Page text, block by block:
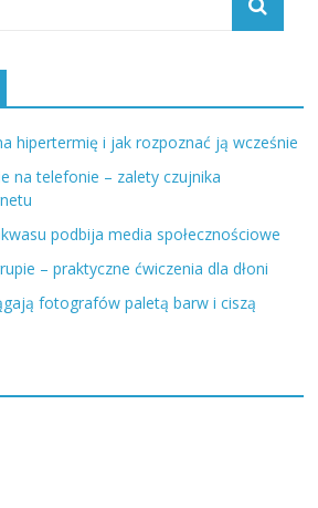
hipertermię i jak rozpoznać ją wcześnie
na telefonie – zalety czujnika
podbija media społecznościowe
– praktyczne ćwiczenia dla dłoni
fotografów paletą barw i ciszą